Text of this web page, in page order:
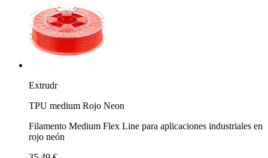
Extrudr
TPU medium Rojo Neon
Filamento Medium Flex Line para aplicaciones industriales en
rojo neón